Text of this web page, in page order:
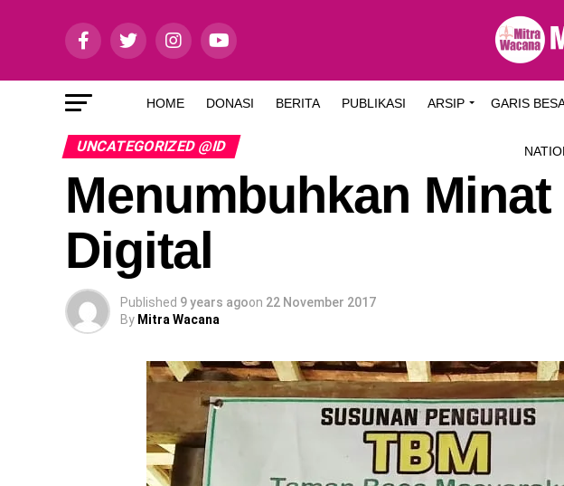
HOME DONASI BERITA PUBLIKASI ARSIP GARIS
UNCATEGORIZED @ID
Menumbuhkan
Digital
Published 9 years agoon 22 November 2017
By Mitra Wacana